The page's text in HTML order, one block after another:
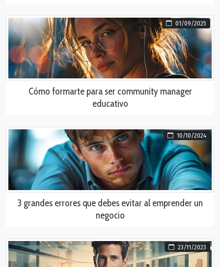
01/09/2025
Cómo formarte para ser community manager
educativo
10/10/2024
3 grandes errores que debes evitar al emprender un
negocio
23/11/2023